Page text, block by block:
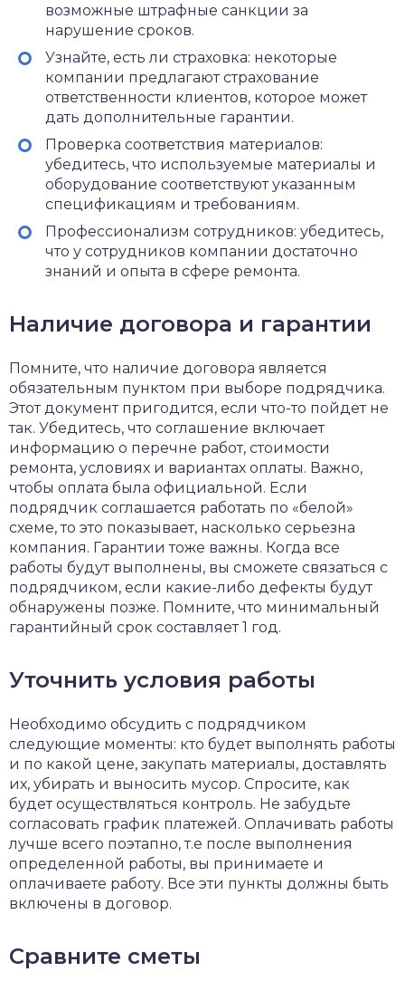
возможные штрафные санкции за
нарушение сроков.
Узнайте, есть ли страховка: некоторые
компании предлагают страхование
ответственности клиентов, которое может
дать дополнительные гарантии.
Проверка соответствия материалов:
убедитесь, что используемые материалы и
оборудование соответствуют указанным
спецификациям и требованиям.
Профессионализм сотрудников: убедитесь,
что у сотрудников компании достаточно
знаний и опыта в сфере ремонта.
Наличие договора и гарантии
Помните, что наличие договора является
обязательным пунктом при выборе подрядчика.
Этот документ пригодится, если что-то пойдет не
так. Убедитесь, что соглашение включает
информацию о перечне работ, стоимости
ремонта, условиях и вариантах оплаты. Важно,
чтобы оплата была официальной. Если
подрядчик соглашается работать по «белой»
схеме, то это показывает, насколько серьезна
компания. Гарантии тоже важны. Когда все
работы будут выполнены, вы сможете связаться с
подрядчиком, если какие-либо дефекты будут
обнаружены позже. Помните, что минимальный
гарантийный срок составляет 1 год.
Уточнить условия работы
Необходимо обсудить с подрядчиком
следующие моменты: кто будет выполнять работы
и по какой цене, закупать материалы, доставлять
их, убирать и выносить мусор. Спросите, как
будет осуществляться контроль. Не забудьте
согласовать график платежей. Оплачивать работы
лучше всего поэтапно, т.е после выполнения
определенной работы, вы принимаете и
оплачиваете работу. Все эти пункты должны быть
включены в договор.
Сравните сметы